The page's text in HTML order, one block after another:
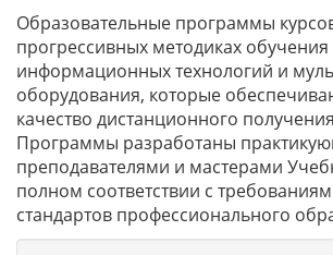
Образовательные программы
прогрессивных методиках обучения
информационных технологий и
оборудования, которые
качество дистанционного
Программы разработаны
преподавателями и мастерами
полном соответствии с
стандартов профессионального